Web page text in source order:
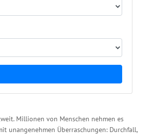
Millionen von Menschen nehmen es
unangenehmen Überraschungen: Durchfall,